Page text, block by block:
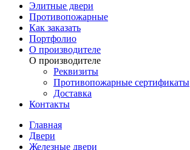
Элитные двери
Противопожарные
Как заказать
Портфолио
О производителе
О производителе
Реквизиты
Противопожарные сертификаты
Доставка
Контакты
Главная
Двери
Железные двери